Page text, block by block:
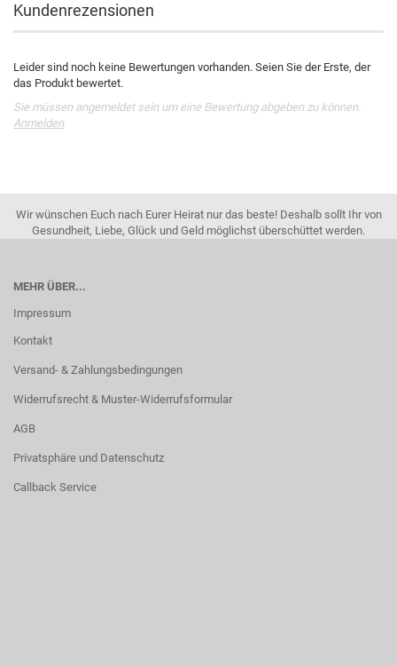
Kundenrezensionen
Leider sind noch keine Bewertungen vorhanden. Seien Sie der Erste, der
das Produkt bewertet.
Sie müssen angemeldet sein um eine Bewertung abgeben zu können.
Anmelden
Wir wünschen Euch nach Eurer Heirat nur das beste! Deshalb sollt Ihr von
Gesundheit, Liebe, Glück und Geld möglichst überschüttet werden.
MEHR ÜBER...
Impressum
Kontakt
Versand- & Zahlungsbedingungen
Widerrufsrecht & Muster-Widerrufsformular
AGB
Privatsphäre und Datenschutz
Callback Service